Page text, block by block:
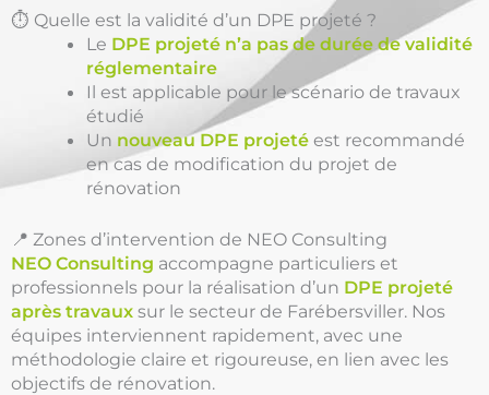
⏱️ Quelle est la validité d’un DPE projeté ?
Le DPE projeté n’a pas de durée de validité
réglementaire
Il est applicable pour le scénario de travaux
étudié
Un nouveau DPE projeté est recommandé
en cas de modification du projet de
rénovation
📍 Zones d’intervention de NEO Consulting
NEO Consulting accompagne particuliers et
professionnels pour la réalisation d’un DPE projeté
après travaux sur le secteur de Farébersviller. Nos
équipes interviennent rapidement, avec une
méthodologie claire et rigoureuse, en lien avec les
objectifs de rénovation.